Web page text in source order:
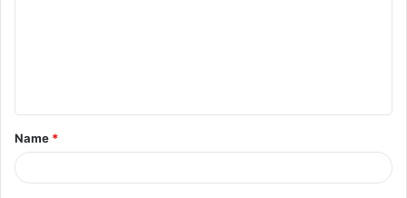
t
*
Name *